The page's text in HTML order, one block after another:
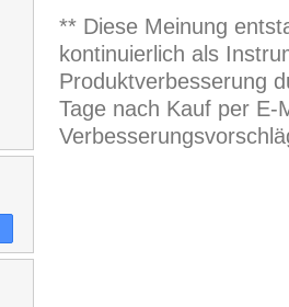
** Diese Meinung
kontinuierlich als
Produktverbesserung
Tage nach Kauf per E-